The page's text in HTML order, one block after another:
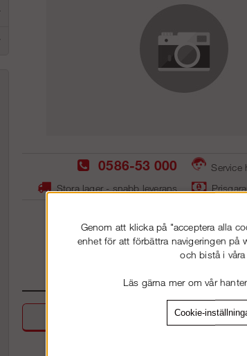
0586-53 000
Service
Stora lager - snabb leverans
Genom att klicka på "acceptera alla
enhet för att förbättra navigeringen på
och bistå i
Läs gärna mer om vår
Cookie-
VÄLKOMMEN
VÄNLIGEN VÄLJ